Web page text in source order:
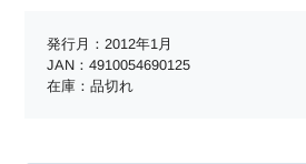
発行月：2012年1月
JAN：4910054690125
在庫：品切れ